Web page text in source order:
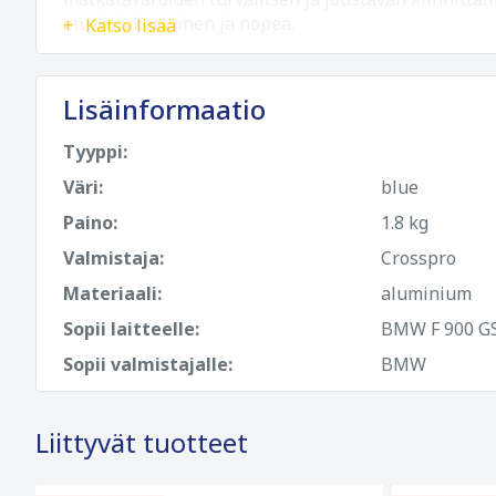
on yksinkertainen ja nopea.
Katso lisää
Lisäinformaatio
Tyyppi:
Väri:
blue
Paino:
1.8 kg
Valmistaja:
Crosspro
Materiaali:
aluminium
Sopii laitteelle:
BMW F 900
Sopii valmistajalle:
BMW
Liittyvät tuotteet